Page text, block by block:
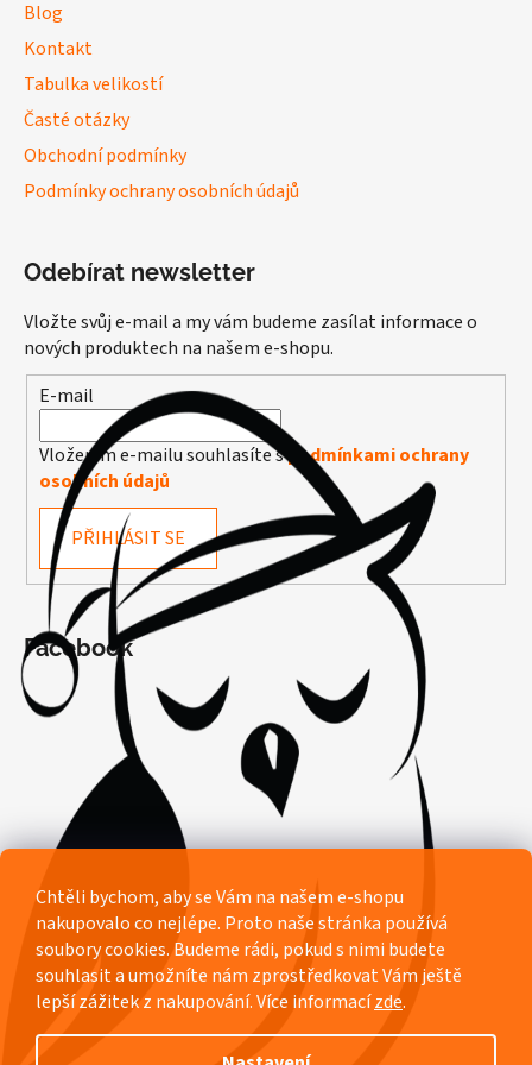
Chtěli bychom, aby se Vám na našem e-shopu
nakupovalo co nejlépe. Proto naše stránka používá
soubory cookies. Budeme rádi, pokud s nimi budete
souhlasit a umožníte nám zprostředkovat Vám ještě
lepší zážitek z nakupování.Více informacízde.
Blog
Kontakt
Tabulka velikostí
Časté otázky
Obchodní podmínky
Podmínky ochrany osobních údajů
Odebírat newsletter
Vložte svůj e-mail a my vám budeme zasílat informace o
nových produktech na našem e-shopu.
E-mail
Vložením e-mailu souhlasíte spodmínkami ochrany
osobních údajů
PŘIHLÁSIT SE
Facebook